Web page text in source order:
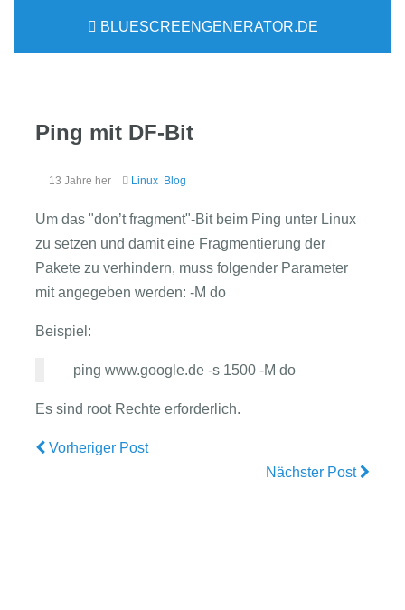
BLUESCREENGENERATOR.DE
Ping mit DF-Bit
13 Jahre her Linux Blog
Um das "don’t fragment"-Bit beim Ping unter Linux
zu setzen und damit eine Fragmentierung der
Pakete zu verhindern, muss folgender Parameter
mit angegeben werden: -M do
Beispiel:
ping www.google.de -s 1500 -M do
Es sind root Rechte erforderlich.
Vorheriger Post
Nächster Post